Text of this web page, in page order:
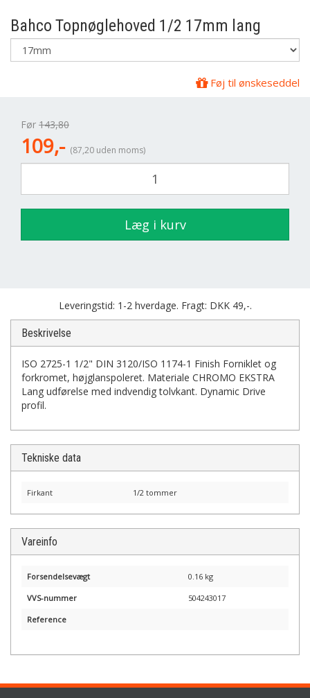
Bahco Topnøglehoved 1/2 17mm lang
Føj til ønskeseddel
Før 143,80
109,- (87,20 uden moms)
Læg i kurv
Leveringstid: 1-2 hverdage. Fragt: DKK 49,-.
Beskrivelse
ISO 2725-1 1/2" DIN 3120/ISO 1174-1 Finish Forniklet og
forkromet, højglanspoleret. Materiale CHROMO EKSTRA
Lang udførelse med indvendig tolvkant. Dynamic Drive
profil.
Tekniske data
Firkant 1/2 tommer
Vareinfo
Forsendelsevægt 0.16 kg
VVS-nummer 504243017
Reference